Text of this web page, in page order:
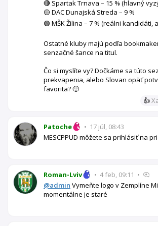
🔴 Spartak Trnava – 15 % (hlavný
🟡 DAC Dunajská Streda – 9 %
🟢 MŠK Žilina – 7 % (reálni kandidáti,
Ostatné kluby majú podľa
senzačné šance na titul.
Čo si myslíte vy? Dočkáme sa túto
prekvapenia, alebo Slovan opäť
favorita? 🙂
👍
Patoche • 17 júl, 08:43
MESCPPUD môžete sa prihlásiť na
Roman-Lviv • 4 feb, 09:11 •
@admin Vymeňte logo v Zemplíne
momentálne je staré